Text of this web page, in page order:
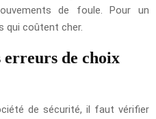
de foule. Pour un
qui coûtent cher.
de choix
de sécurité, il faut vérifier